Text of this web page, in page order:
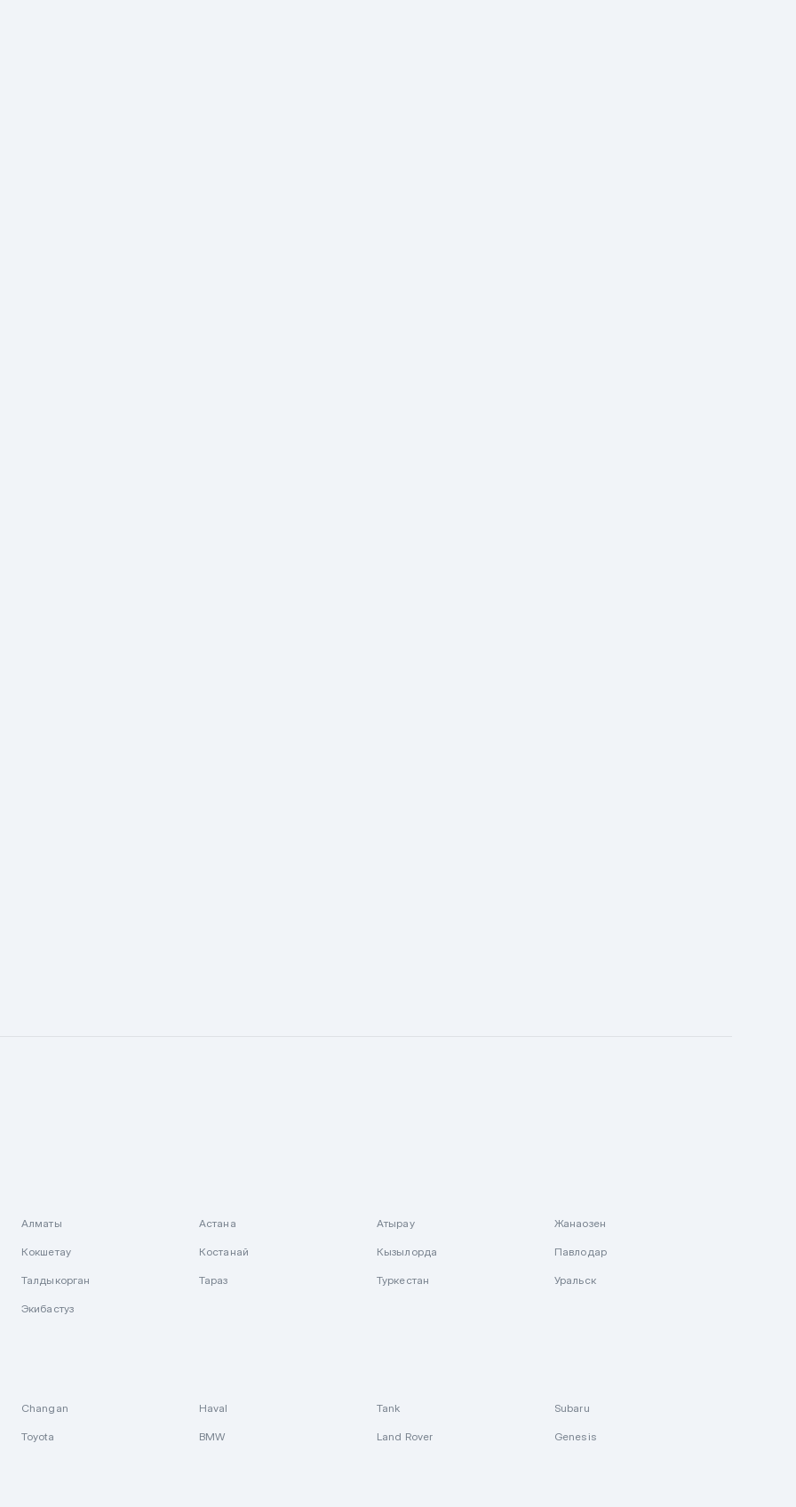
Алматы Астана Атырау Жанаозен
Кокшетау Костанай Кызылорда Павлодар
Талдыкорган Тараз Туркестан Уральск
Экибастуз
Changan Haval Tank Subaru
Toyota BMW Land Rover Genesis